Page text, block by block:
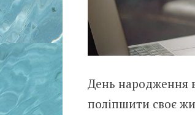
День народження
поліпшити своє